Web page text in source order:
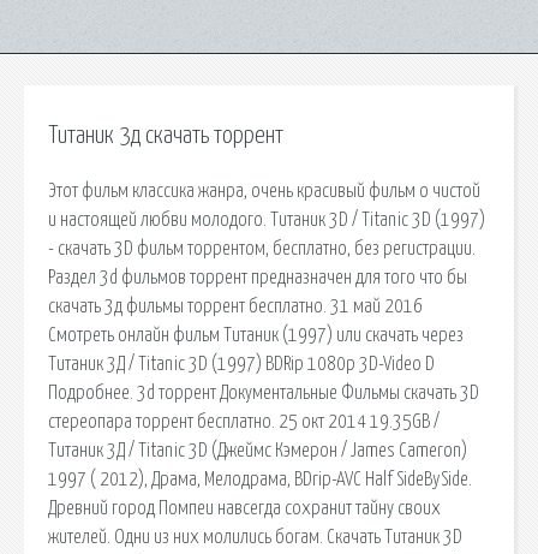
Титаник 3д скачать торрент
Этот фильм классика жанра, очень красивый фильм о чистой
и настоящей любви молодого. Титаник 3D / Titanic 3D (1997)
- скачать 3D фильм торрентом, бесплатно, без регистрации.
Раздел 3d фильмов торрент предназначен для того что бы
скачать 3д фильмы торрент бесплатно. 31 май 2016
Смотреть онлайн фильм Титаник (1997) или скачать через
Титаник 3Д / Titanic 3D (1997) BDRip 1080p 3D-Video D
Подробнее. 3d торрент Документальные Фильмы скачать 3D
стереопара торрент бесплатно. 25 окт 2014 19.35GB /
Титаник 3Д / Titanic 3D (Джеймс Кэмерон / James Cameron)
1997 ( 2012), Драма, Мелодрама, BDrip-AVC Half SideBySide.
Древний город Помпеи навсегда сохранит тайну своих
жителей. Одни из них молились богам. Скачать Титаник 3D